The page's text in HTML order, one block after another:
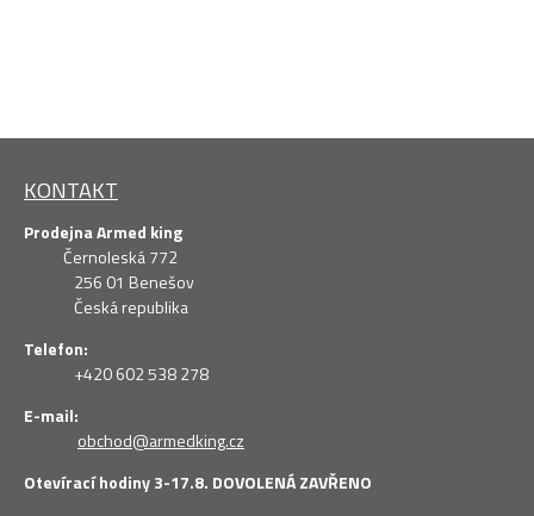
KONTAKT
Prodejna Armed king
Černoleská 772
256 01 Benešov
Česká republika
Telefon:
+420 602 538 278
E-mail:
obchod@armedking.cz
Otevírací hodiny 3-17.8. DOVOLENÁ ZAVŘENO